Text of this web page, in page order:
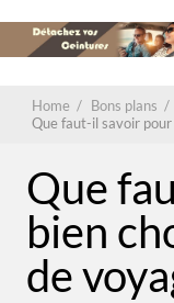
Home / Bons plans /
Que faut-il savoir pour
Que
bien
de